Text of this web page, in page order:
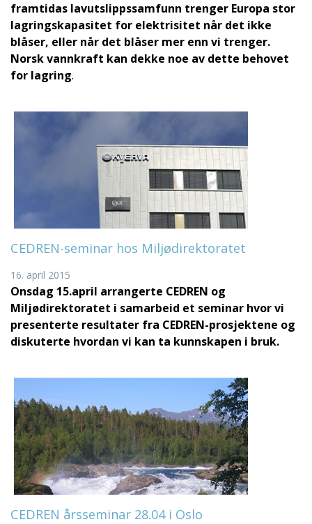
framtidas lavutslippssamfunn trenger Europa stor
lagringskapasitet for elektrisitet når det ikke
blåser, eller når det blåser mer enn vi trenger.
Norsk vannkraft kan dekke noe av dette behovet
for lagring.
CEDREN-seminar hos Miljødirektoratet
16. april 2015
Onsdag 15.april arrangerte CEDREN og
Miljødirektoratet i samarbeid et seminar hvor vi
presenterte resultater fra CEDREN-prosjektene og
diskuterte hvordan vi kan ta kunnskapen i bruk.
CEDREN årsseminar 28.04 i Oslo